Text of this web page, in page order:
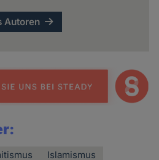
Autoren
Islamismus